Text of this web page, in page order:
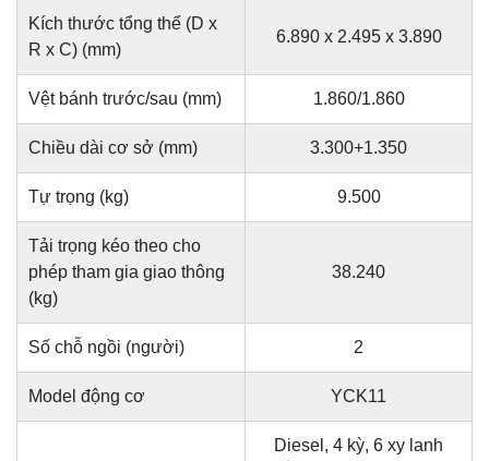
Kích thước tổng thể (D x
R x C) (mm)
6.890 x 2.495 x 3.890
Vệt bánh trước/sau (mm) 1.860/1.860
Chiều dài cơ sở (mm) 3.300+1.350
Tự trọng (kg) 9.500
Tải trọng kéo theo cho
phép tham gia giao thông
(kg)
38.240
Số chỗ ngồi (người) 2
Model động cơ YCK11
Diesel, 4 kỳ, 6 xy lanh